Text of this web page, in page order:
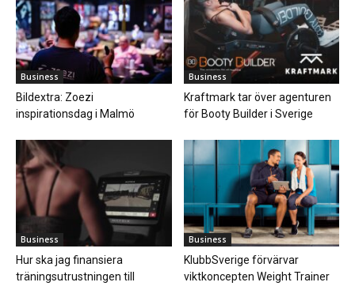
Business
Bildextra: Zoezi
inspirationsdag i Malmö
Business
Kraftmark tar över agenturen
för Booty Builder i Sverige
Business
Hur ska jag finansiera
träningsutrustningen till
Business
KlubbSverige förvärvar
viktkoncepten Weight Trainer